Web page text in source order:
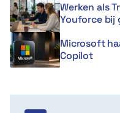
Werken als
Youforce bij
Microsoft
Copilot